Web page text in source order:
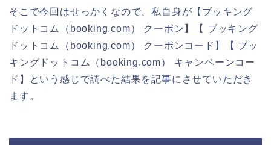
そこで今回はせっかくなので、私自身が【ブッキング
ドットコム（booking.com） クーポン】【 ブッキング
ドットコム（booking.com） クーポンコード】【 ブッ
キングドットコム（booking.com） キャンペーンコー
ド】という感じで調べた結果を記事にさせていただき
ます。